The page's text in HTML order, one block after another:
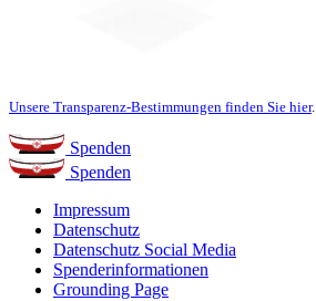
Unsere Transparenz-Bestimmungen finden Sie hier.
Spenden
Spenden
Impressum
Datenschutz
Datenschutz Social Media
Spenderinformationen
Grounding Page